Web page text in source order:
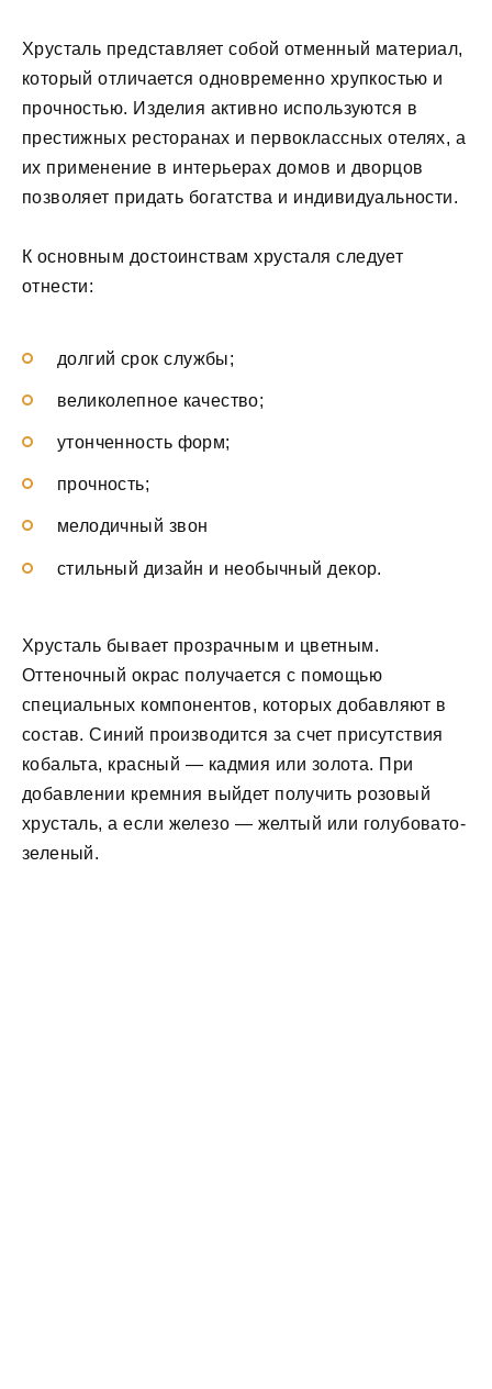
Хрусталь представляет собой отменный материал,
который отличается одновременно хрупкостью и
прочностью. Изделия активно используются в
престижных ресторанах и первоклассных отелях, а
их применение в интерьерах домов и дворцов
позволяет придать богатства и индивидуальности.
К основным достоинствам хрусталя следует
отнести:
долгий срок службы;
великолепное качество;
утонченность форм;
прочность;
мелодичный звон
стильный дизайн и необычный декор.
Хрусталь бывает прозрачным и цветным.
Оттеночный окрас получается с помощью
специальных компонентов, которых добавляют в
состав. Синий производится за счет присутствия
кобальта, красный — кадмия или золота. При
добавлении кремния выйдет получить розовый
хрусталь, а если железо — желтый или голубовато-
зеленый.